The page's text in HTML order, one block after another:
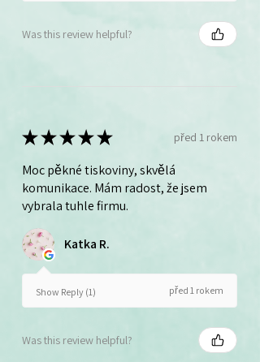
Was this review helpful?
★★★★★ před 1 rokem
Moc pěkné tiskoviny, skvělá
komunikace. Mám radost, že jsem
vybrala tuhle firmu.
Katka R.
Show Reply (1) před 1 rokem
Was this review helpful?